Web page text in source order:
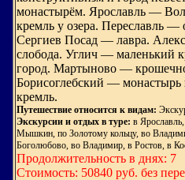
монастырём. Ярославль —
кремль у озера. Переславль —
Сергиев Посад — лавра.
слобода. Углич —
город. Мартыново —
Борисоглебский —
кремль.
Путешествие относится к видам:
Экскурсии и отдых в туре: в
Мышкин, по Золотому кольцу, во
Боголюбово, во Владимир, в Ростов, в
Продолжительность в днях: 7
Стоимость: 50840 руб. без